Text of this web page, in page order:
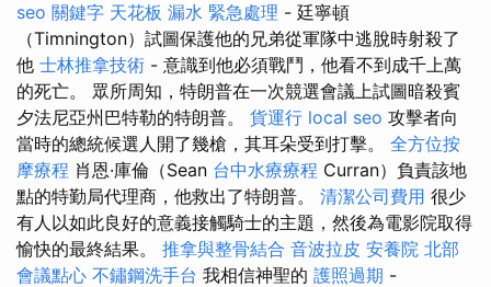
seo 關鍵字 天花板 漏水 緊急處理 - 廷寧頓
（Timnington）試圖保護他的兄弟從軍隊中逃脫時射殺了
他 士林推拿技術 - 意識到他必須戰鬥，他看不到成千上萬
的死亡。 眾所周知，特朗普在一次競選會議上試圖暗殺賓
夕法尼亞州巴特勒的特朗普。 貨運行 local seo 攻擊者向
當時的總統候選人開了幾槍，其耳朵受到打擊。 全方位按
摩療程 肖恩·庫倫（Sean 台中水療療程 Curran）負責該地
點的特勤局代理商，他救出了特朗普。 清潔公司費用 很少
有人以如此良好的意義接觸騎士的主題，然後為電影院取得
愉快的最終結果。 推拿與整骨結合 音波拉皮 安養院 北部
會議點心 不鏽鋼洗手台 我相信神聖的 護照過期 -